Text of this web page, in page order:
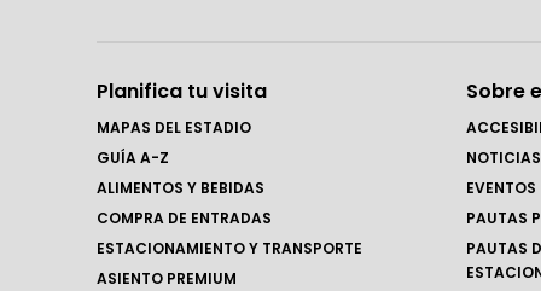
Planifica tu visita
MAPAS DEL ESTADIO
GUÍA A-Z
ALIMENTOS Y BEBIDAS
COMPRA DE ENTRADAS
ESTACIONAMIENTO Y TRANSPORTE
ASIENTO PREMIUM
Sobre
NOTICIAS
EVENTOS
PAUTAS
PAUTAS